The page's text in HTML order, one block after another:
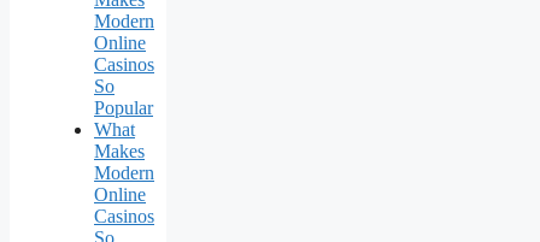
Modern
Online
Casinos
So
Popular
What
Makes
Modern
Online
Casinos
So